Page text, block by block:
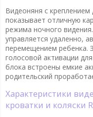
Видеоняня с креплением
показывает отличную
режима ночного
управляется удаленно,
перемещением ребенка.
голосовой активации
блока встроены емкие
родительский
Характеристики видеоняни с креплением для
кроватки и коляски